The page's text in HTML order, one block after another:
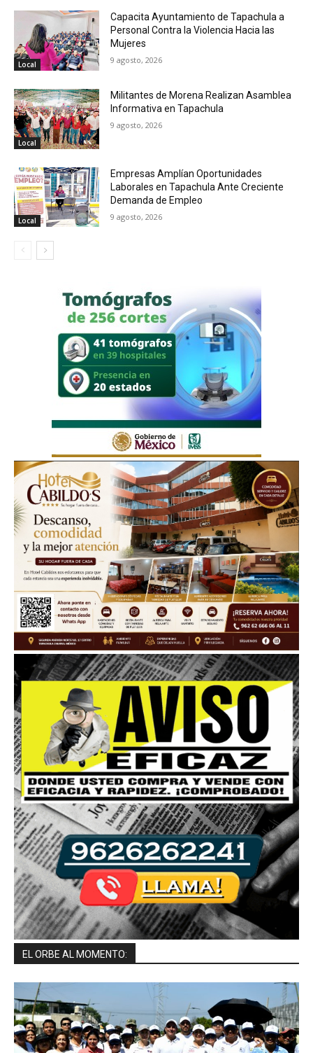
Local
Capacita Ayuntamiento de Tapachula a
Personal Contra la Violencia Hacia las
Mujeres
9 agosto, 2026
Local
Militantes de Morena Realizan Asamblea
Informativa en Tapachula
9 agosto, 2026
Local
Empresas Amplían Oportunidades
Laborales en Tapachula Ante Creciente
Demanda de Empleo
9 agosto, 2026
EL ORBE AL MOMENTO: